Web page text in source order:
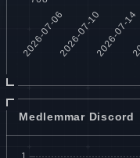
Medlemmar Discord